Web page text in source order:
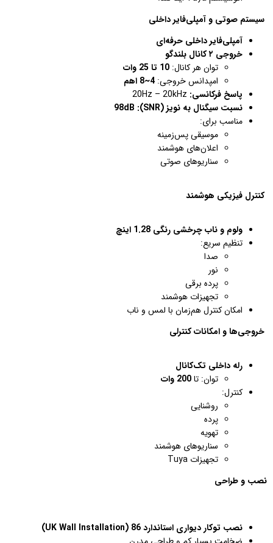
سیستم صوتی و آمپلی‌فایر داخلی
آمپلی‌فایر داخلی حرفه‌ای
خروجی ۲ کانال بلندگو
توان هر کانال: 10 تا 25 وات
امپدانس خروجی: 4~8 اهم
پاسخ فرکانسی:
نسبت سیگنال به نویز (SNR): 98dB
مناسب برای:
موسیقی پس‌زمینه
اعلان‌های هوشمند
سناریوهای صوتی
کنترل فیزیکی هوشمند
ولوم و ناب چرخشی رنگی 1.28 اینچ
تنظیم سریع:
صدا
نور
پرده برقی
تجهیزات هوشمند
امکان کنترل هم‌زمان با لمس و ناب
خروجی‌ها و امکانات کنترلی
رله داخلی تک‌کانال
توان: تا200 وات
کنترل:
روشنایی
پرده
تهویه
سناریوهای هوشمند
تجهیزات Tuya
نصب و طراحی
نصب توکار دیواری استاندارد 86 (UK Wall Installation)